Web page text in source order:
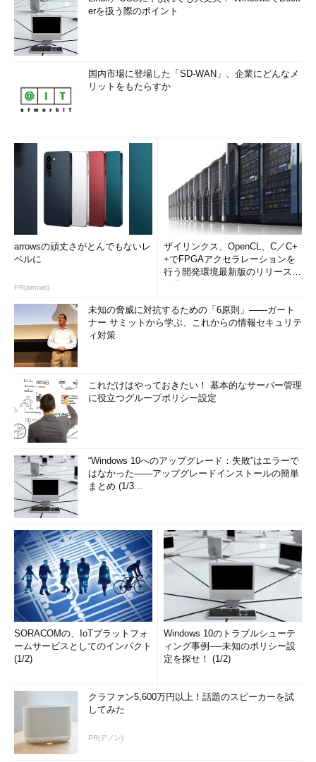
erを扱う際のポイント
国内市場に登場した「SD-WAN」、企業にどんなメ
リットをもたらすか
arrowsの頑丈さがとんでもないレ
ベルに
PR(arrows)
ザイリンクス、OpenCL、C／C+
+でFPGAアクセラレーションを
行う開発環境最新版のリリースを
未知の脅威に対抗するための「6原則」――ガート
ナー サミットから学ぶ、これからの情報セキュリテ
ィ対策
これだけはやっておきたい！ 基本的なサーバー管理
に役立つグループポリシー設定
“Windows 10へのアップグレード：失敗”はエラーで
はなかった――アップグレードインストールの簡単
まとめ (1/3...
SORACOMの、IoTプラットフォ
ームサービスとしてのインパクト
(1/2)
Windows 10のトラブルシューテ
ィング事例──未知のポリシー設
定を探せ！ (1/2)
クラファン5,600万円以上！話題のスピーカーを試
してみた
PR(デノン)